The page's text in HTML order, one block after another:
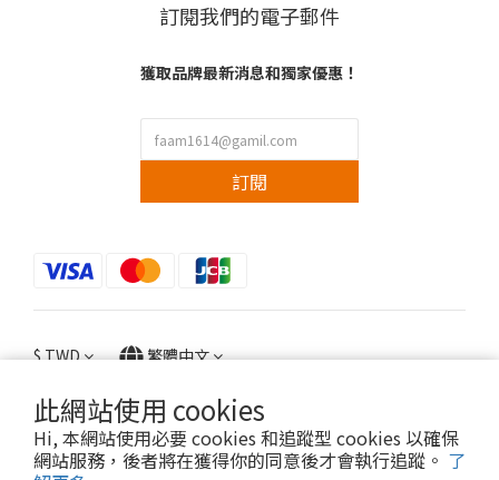
此網站使用 cookies
Hi, 本網站使用必要 cookies 和追蹤型 cookies 以確保
網站服務，後者將在獲得你的同意後才會執行追蹤。 了
訂閱我們的電子郵件
獲取品牌最新消息和獨家優惠！
訂閱
$TWD 繁體中文
Copyright © 2022 faam.co All Rights Reserved.